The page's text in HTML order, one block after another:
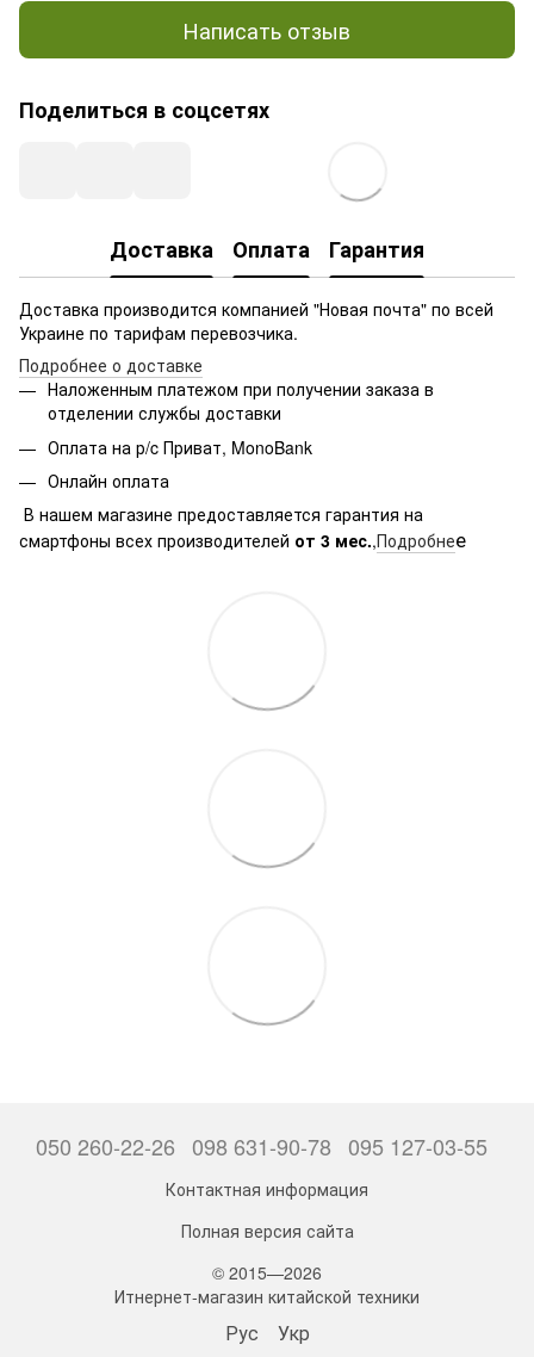
Написать отзыв
Поделиться в соцсетях
Доставка Оплата Гарантия
Доставка производится компанией "Новая почта" по всей
Украине по тарифам перевозчика.
Подробнее о доставке
Наложенным платежом при получении заказа в
отделении службы доставки
Оплата на р/c Приват, MonoBank
Онлайн оплата
В нашем магазине предоставляется гарантия на
смартфоны всех производителей от 3 мес.,Подробнее
050 260-22-26 098 631-90-78 095 127-03-55
Контактная информация
Полная версия сайта
© 2015—2026
Итнернет-магазин китайской техники
Рус Укр